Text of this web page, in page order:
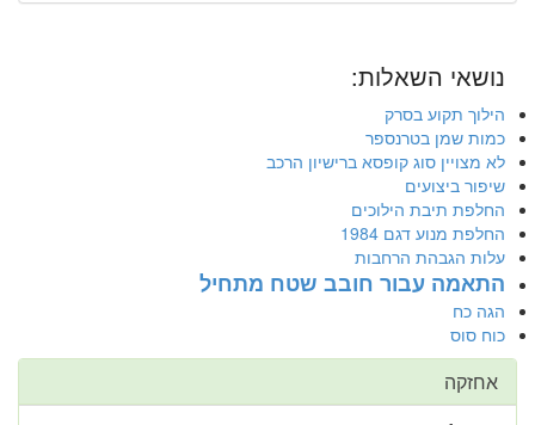
נושאי השאלות:
הילוך תקוע בסרק
כמות שמן בטרנספר
לא מצויין סוג קופסא ברישיון הרכב
שיפור ביצועים
החלפת תיבת הילוכים
החלפת מנוע דגם 1984
עלות הגבהת הרחבות
התאמה עבור חובב שטח מתחיל
הגה כח
כוח סוס
אחזקה